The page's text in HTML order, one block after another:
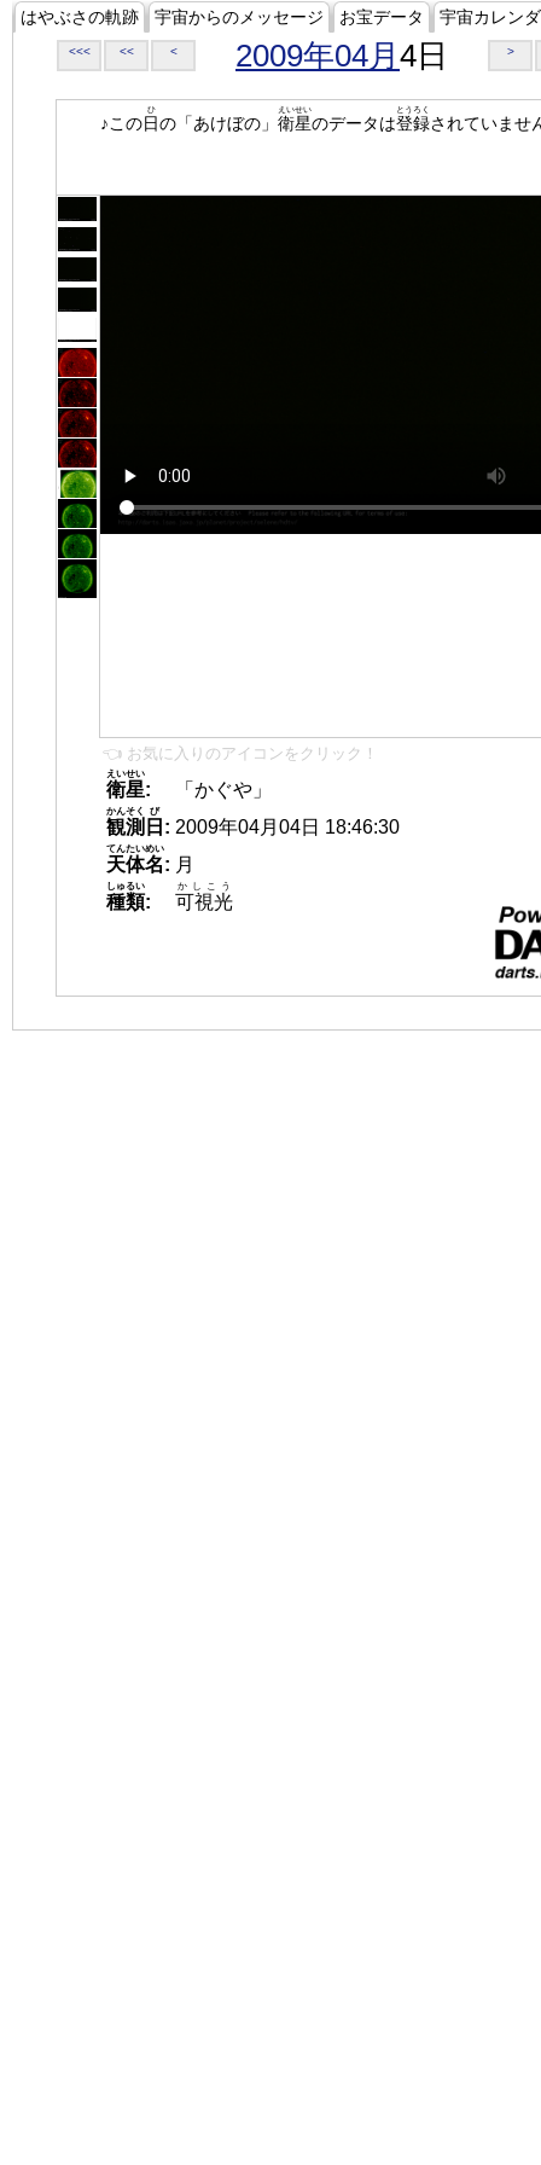
はやぶさの軌跡 宇宙からのメッセージ お宝データ 宇宙カレン
<<< << < 2009年04月 4日 >
♪この日
ひ
の「あけぼの」 衛星
えいせい
のデータは登録
とうろく
されていませ
👈 お気に入りのアイコンをクリック！
衛星
えいせい
:
「かぐや」
観測
かんそく
日
び
: 2009年04月04日 18:46:30
天体名
てんたいめい
: 月
種類
しゅるい
: 可視光
かしこう